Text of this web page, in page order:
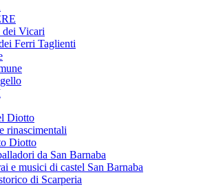
dei Vicari
Ferri Taglienti
Diotto
rinascimentali
Diotto
da San Barnaba
e musici di castel San Barnaba
di Scarperia